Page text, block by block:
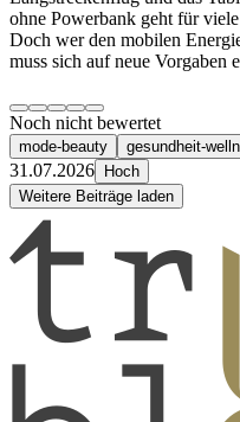
ohne Powerbank geht für
Doch wer den mobilen
muss sich auf neue Vorgaben
Noch nicht bewertet
mode-beauty gesundheit-
31.07.2026 Hoch
Weitere Beiträge laden